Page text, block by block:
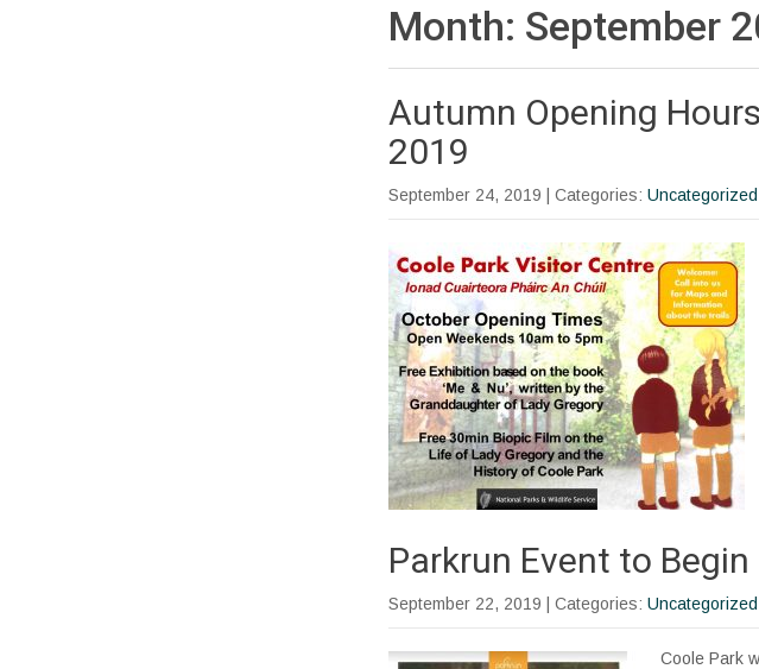
Month: September
Autumn Opening
2019
September 24, 2019 | Categories:
Parkrun Event to
September 22, 2019 | Categories:
Coole Park